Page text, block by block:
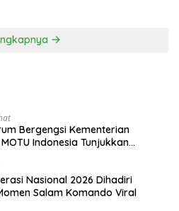
Bergengsi Kementerian
Indonesia Tunjukkan
Nasional 2026 Dihadiri
Salam Komando Viral